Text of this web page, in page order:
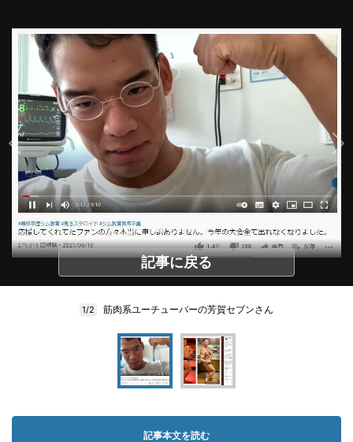
記事に戻る
1/2 筋肉系ユーチューバーの芳賀セブンさん
記事本文を読む